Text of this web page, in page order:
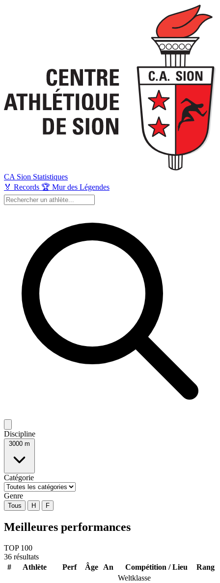
CA Sion Statistiques
🏅 Records 🏆 Mur des Légendes
Discipline
3000 m
Catégorie
Genre
Tous H F
Meilleures performances
TOP 100
36 résultats
#
Athlète Perf Âge An Compétition / Lieu Rang
Weltklasse